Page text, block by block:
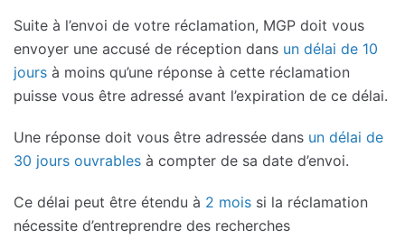
Suite à l’envoi de votre réclamation, MGP doit vous
envoyer une accusé de réception dans un délai de 10
jours à moins qu’une réponse à cette réclamation
puisse vous être adressé avant l’expiration de ce délai.
Une réponse doit vous être adressée dans un délai de
30 jours ouvrables à compter de sa date d’envoi.
Ce délai peut être étendu à 2 mois si la réclamation
nécessite d’entreprendre des recherches